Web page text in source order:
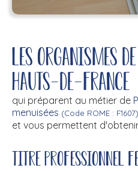
Les organismes
Hauts-de-France
qui préparent au métier de
menuisées (Code ROME : F1607)
et vous permettent
Titre professionnel